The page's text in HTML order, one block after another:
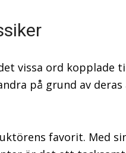
vissa ord kopplade
på grund av deras
favorit. Med